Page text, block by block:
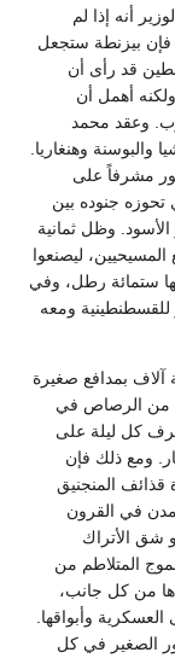
أنه إذا لم
بيزنطة ستجعل
قد رأى أن
أهمل أن
وعقد محمد
والبوسنة وهنغاريا.
مشرفاً على
جنوده بين
الأسود. وظل ثمانية
ليصنعوا
ستمائة رطل، وفي
للقسطنطينية ومعه
آلاف بمدافع صغيرة
من الرصاص في
كل ليلة على
ومع ذلك فإن
قذائف المنجنيق
في القرون
شق الأتراك
المتلاطم من
من كل جانب،
وأبواقها.
الصغير في كل